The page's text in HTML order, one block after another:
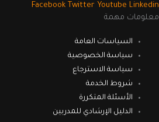
Facebook Twitter Youtube Linkedin
معلومات مهمة
السياسات العامة
سياسة الخصوصية
سياسة الاسترجاع
شروط الخدمة
الأسئلة المتكررة
الدليل الإرشادي للمدربين